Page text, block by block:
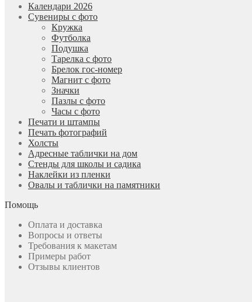
Календари 2026
Сувениры с фото
Кружка
Футболка
Подушка
Тарелка с фото
Брелок гос-номер
Магнит с фото
Значки
Пазлы с фото
Часы с фото
Печати и штампы
Печать фотографий
Холсты
Адресные таблички на дом
Стенды для школы и садика
Наклейки из пленки
Овалы и таблички на памятники
Помощь
Оплата и доставка
Вопросы и ответы
Требования к макетам
Примеры работ
Отзывы клиентов